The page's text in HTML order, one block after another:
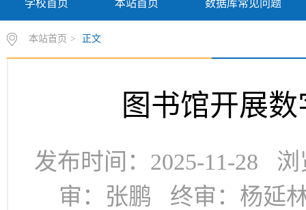
学校首页 本站首页 数据库常见问题
本站首页 > 正文
图书馆开展
发布时间：2025-11-28
审：张鹏 终审：杨延